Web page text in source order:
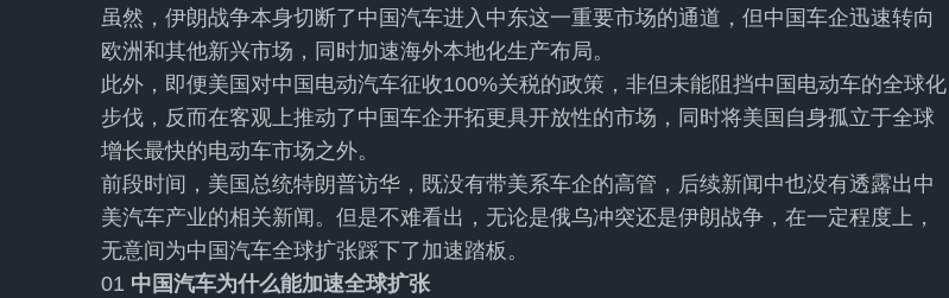
虽然，伊朗战争本身切断了中国汽车进入中东这一重要市场的通道，但中国车企迅速转向
欧洲和其他新兴市场，同时加速海外本地化生产布局。
此外，即便美国对中国电动汽车征收100%关税的政策，非但未能阻挡中国电动车的全球化
步伐，反而在客观上推动了中国车企开拓更具开放性的市场，同时将美国自身孤立于全球
增长最快的电动车市场之外。
前段时间，美国总统特朗普访华，既没有带美系车企的高管，后续新闻中也没有透露出中
美汽车产业的相关新闻。但是不难看出，无论是俄乌冲突还是伊朗战争，在一定程度上，
无意间为中国汽车全球扩张踩下了加速踏板。
01 中国汽车为什么能加速全球扩张